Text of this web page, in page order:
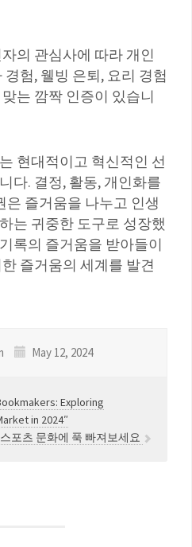
의 관심사에 따라 개인
험, 웰빙 은퇴, 요리 경험
는 깜짝 인증이 있습니
현대적이고 혁신적인 선
다. 결정, 활동, 개인화를
즐거움을 나누고 인생
는 귀중한 도구로 성장했
록의 즐거움을 받아들이
즐거움의 세계를 발견
May 12, 2024
Exploring
in 2024″
포츠 문화에 푹 빠져보세요